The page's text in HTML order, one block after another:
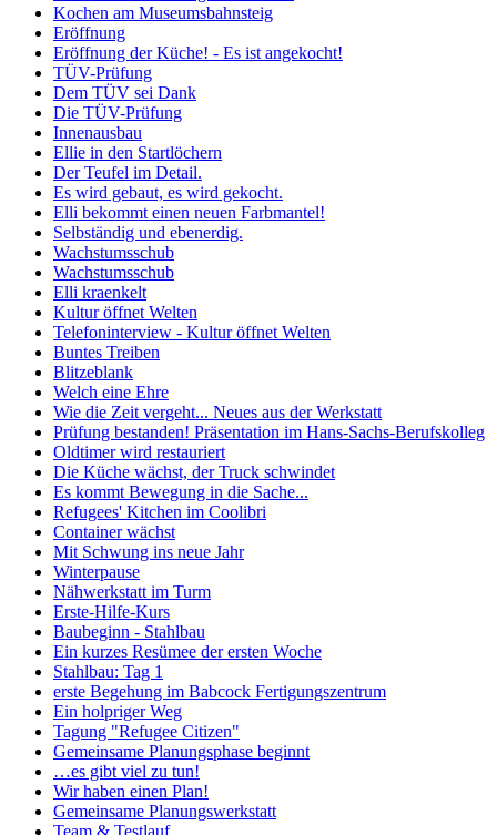
Kochen am Museumsbahnsteig
Eröffnung
Eröffnung der Küche! - Es ist angekocht!
TÜV-Prüfung
Dem TÜV sei Dank
Die TÜV-Prüfung
Innenausbau
Ellie in den Startlöchern
Der Teufel im Detail.
Es wird gebaut, es wird gekocht.
Elli bekommt einen neuen Farbmantel!
Selbständig und ebenerdig.
Wachstumsschub
Wachstumsschub
Elli kraenkelt
Kultur öffnet Welten
Telefoninterview - Kultur öffnet Welten
Buntes Treiben
Blitzeblank
Welch eine Ehre
Wie die Zeit vergeht... Neues aus der Werkstatt
Prüfung bestanden! Präsentation im Hans-Sachs-Berufskolleg
Oldtimer wird restauriert
Die Küche wächst, der Truck schwindet
Es kommt Bewegung in die Sache...
Refugees' Kitchen im Coolibri
Container wächst
Mit Schwung ins neue Jahr
Winterpause
Nähwerkstatt im Turm
Erste-Hilfe-Kurs
Baubeginn - Stahlbau
Ein kurzes Resümee der ersten Woche
Stahlbau: Tag 1
erste Begehung im Babcock Fertigungszentrum
Ein holpriger Weg
Tagung "Refugee Citizen"
Gemeinsame Planungsphase beginnt
…es gibt viel zu tun!
Wir haben einen Plan!
Gemeinsame Planungswerkstatt
Team & Testlauf